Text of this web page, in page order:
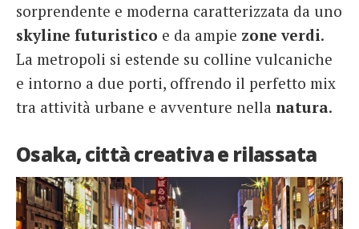
sorprendente e moderna caratterizzata da uno
skyline futuristico e da ampie zone verdi.
La metropoli si estende su colline vulcaniche
e intorno a due porti, offrendo il perfetto mix
tra attività urbane e avventure nella natura.
Osaka, città creativa e rilassata